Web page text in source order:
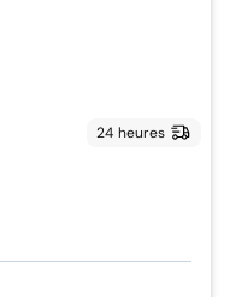
24 heures